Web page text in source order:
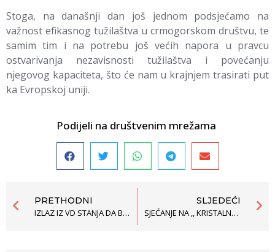
Stoga, na današnji dan još jednom podsjećamo na
važnost efikasnog tužilaštva u crmogorskom društvu, te
samim tim i na potrebu još većih napora u pravcu
ostvarivanja nezavisnosti tužilaštva i povećanju
njegovog kapaciteta, što će nam u krajnjem trasirati put
ka Evropskoj uniji.
Podijeli na društvenim mrežama
PRETHODNI
IZLAZ IZ VD STANJA DA BUDE PRIORITET – INTERESI GRAĐANA DA BUDU IZNAD PARTIJSKIH
SLJEDEĆI
SJEĆANJE NA ,, KRISTALNU NOĆ”